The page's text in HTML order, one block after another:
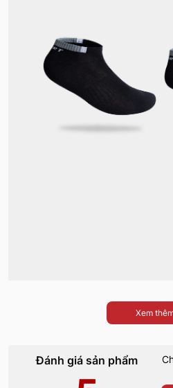
Xem
Đánh giá sản phẩm